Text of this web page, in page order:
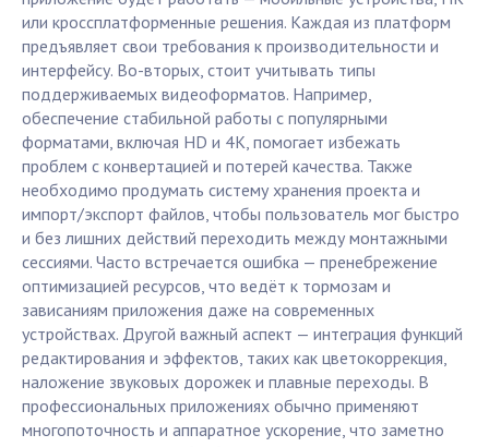
или кроссплатформенные решения. Каждая из платформ
предъявляет свои требования к производительности и
интерфейсу. Во-вторых, стоит учитывать типы
поддерживаемых видеоформатов. Например,
обеспечение стабильной работы с популярными
форматами, включая HD и 4K, помогает избежать
проблем с конвертацией и потерей качества. Также
необходимо продумать систему хранения проекта и
импорт/экспорт файлов, чтобы пользователь мог быстро
и без лишних действий переходить между монтажными
сессиями. Часто встречается ошибка — пренебрежение
оптимизацией ресурсов, что ведёт к тормозам и
зависаниям приложения даже на современных
устройствах. Другой важный аспект — интеграция функций
редактирования и эффектов, таких как цветокоррекция,
наложение звуковых дорожек и плавные переходы. В
профессиональных приложениях обычно применяют
многопоточность и аппаратное ускорение, что заметно